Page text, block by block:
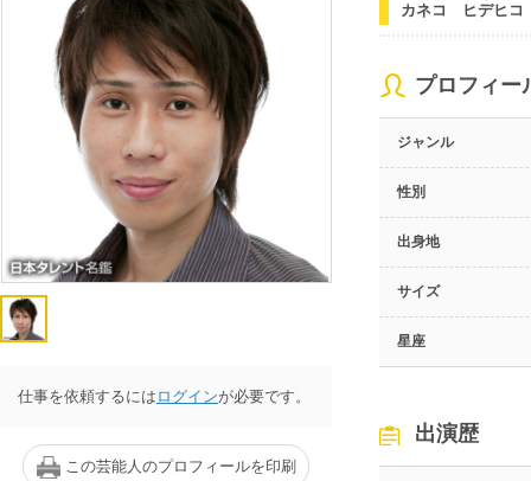
仕事を依頼するには ログインが必要です。
この芸能人のプロフィールを印刷
カネコ ヒデヒコ
プロフィー
ジャンル
性別
出身地
サイズ
星座
出演歴